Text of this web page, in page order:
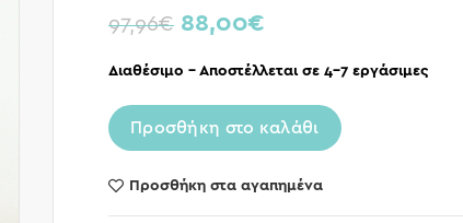
97,96€ 88,00€
Διαθέσιμο – Αποστέλλεται σε 4-7 εργάσιμες
Προσθήκη στο καλάθι
Προσθήκη στα αγαπημένα